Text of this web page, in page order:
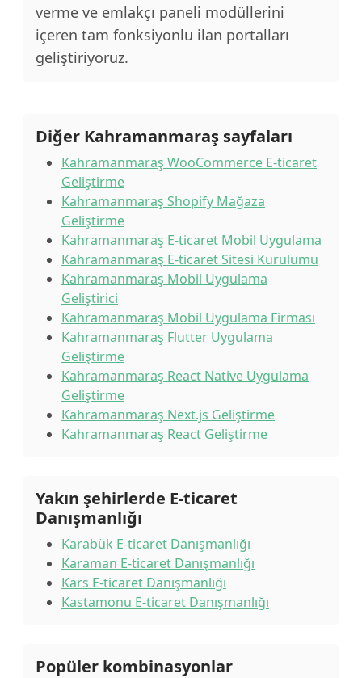
verme ve emlakçı paneli modüllerini
içeren tam fonksiyonlu ilan portalları
geliştiriyoruz.
Diğer Kahramanmaraş sayfaları
Kahramanmaraş WooCommerce E-ticaret
Geliştirme
Kahramanmaraş Shopify Mağaza
Geliştirme
Kahramanmaraş E-ticaret Mobil Uygulama
Kahramanmaraş E-ticaret Sitesi Kurulumu
Kahramanmaraş Mobil Uygulama
Geliştirici
Kahramanmaraş Mobil Uygulama Firması
Kahramanmaraş Flutter Uygulama
Geliştirme
Kahramanmaraş React Native Uygulama
Geliştirme
Kahramanmaraş Next.js Geliştirme
Kahramanmaraş React Geliştirme
Yakın şehirlerde E-ticaret
Danışmanlığı
Karabük E-ticaret Danışmanlığı
Karaman E-ticaret Danışmanlığı
Kars E-ticaret Danışmanlığı
Kastamonu E-ticaret Danışmanlığı
Popüler kombinasyonlar